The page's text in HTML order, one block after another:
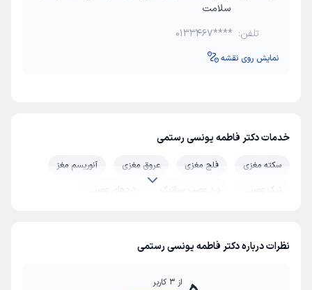
سلامت
تلفن: 0133467****
نمایش روی نقشه
خدمات دکتر فاطمه یونسی رستمی
سکته مغزی فلج مغزی عروق مغزی
آنوریسم مغز
تیک عصبی
درد عصب سیاتیک دردهای عصبی
نظرات درباره دکتر فاطمه یونسی رستمی
از 3 کاربر